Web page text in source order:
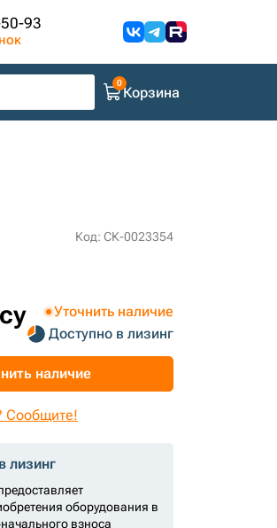
93
Корзина
Код: СК-0023354
Уточнить наличие
Доступно в лизинг
наличие
Сообщите!
лизинг
оборудования в
взноса